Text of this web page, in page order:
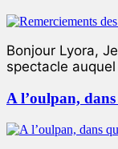
Bonjour Lyora,
spectacle auquel
A l’oulpan,